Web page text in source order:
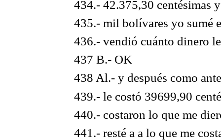
434.- 42.375,30 centésimas
435.- mil bolívares yo sumé
436.- vendió cuánto dinero
437 B.- OK
438 Al.- y después como
439.- le costó 39699,90
440.- costaron lo que me
441.- resté a a lo que me